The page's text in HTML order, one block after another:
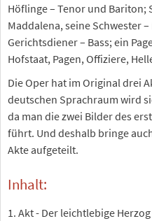
Höflinge – Tenor und Bariton;
Maddalena, seine Schwester
Gerichtsdiener – Bass; ein
Hofstaat, Pagen, Offiziere,
Die Oper hat im Original drei
deutschen Sprachraum wird
da man die zwei Bilder des
führt. Und deshalb bringe
Akte aufgeteilt.
Inhalt:
1. Akt - Der leichtlebige